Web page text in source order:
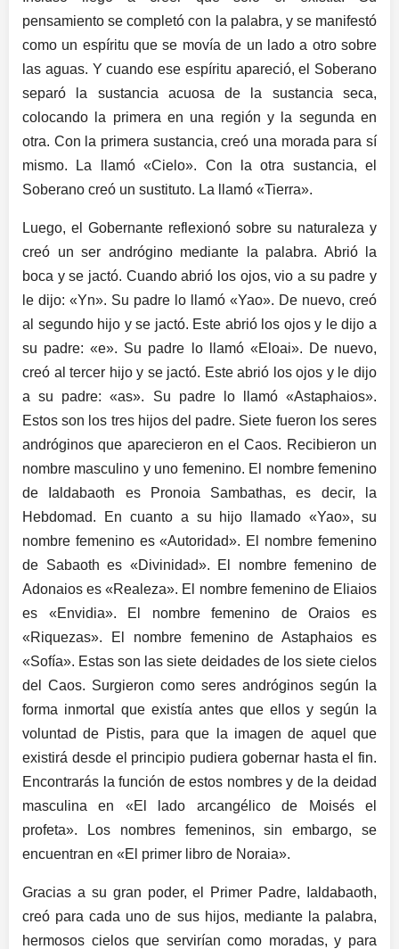
pensamiento se completó con la palabra, y se manifestó
como un espíritu que se movía de un lado a otro sobre
las aguas. Y cuando ese espíritu apareció, el Soberano
separó la sustancia acuosa de la sustancia seca,
colocando la primera en una región y la segunda en
otra. Con la primera sustancia, creó una morada para sí
mismo. La llamó «Cielo». Con la otra sustancia, el
Soberano creó un sustituto. La llamó «Tierra».
Luego, el Gobernante reflexionó sobre su naturaleza y
creó un ser andrógino mediante la palabra. Abrió la
boca y se jactó. Cuando abrió los ojos, vio a su padre y
le dijo: «Yn». Su padre lo llamó «Yao». De nuevo, creó
al segundo hijo y se jactó. Este abrió los ojos y le dijo a
su padre: «e». Su padre lo llamó «Eloai». De nuevo,
creó al tercer hijo y se jactó. Este abrió los ojos y le dijo
a su padre: «as». Su padre lo llamó «Astaphaios».
Estos son los tres hijos del padre. Siete fueron los seres
andróginos que aparecieron en el Caos. Recibieron un
nombre masculino y uno femenino. El nombre femenino
de Ialdabaoth es Pronoia Sambathas, es decir, la
Hebdomad. En cuanto a su hijo llamado «Yao», su
nombre femenino es «Autoridad». El nombre femenino
de Sabaoth es «Divinidad». El nombre femenino de
Adonaios es «Realeza». El nombre femenino de Eliaios
es «Envidia». El nombre femenino de Oraios es
«Riquezas». El nombre femenino de Astaphaios es
«Sofía». Estas son las siete deidades de los siete cielos
del Caos. Surgieron como seres andróginos según la
forma inmortal que existía antes que ellos y según la
voluntad de Pistis, para que la imagen de aquel que
existirá desde el principio pudiera gobernar hasta el fin.
Encontrarás la función de estos nombres y de la deidad
masculina en «El lado arcangélico de Moisés el
profeta». Los nombres femeninos, sin embargo, se
encuentran en «El primer libro de Noraia».
Gracias a su gran poder, el Primer Padre, Ialdabaoth,
creó para cada uno de sus hijos, mediante la palabra,
hermosos cielos que servirían como moradas, y para